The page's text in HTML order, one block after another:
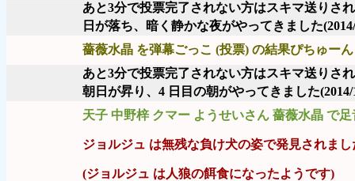
あと3分で投票完了されない方はスキマ送りさ
日が落ち、暗く静かな夜がやってきました
薔薇水晶 を弾幕ごっこ (投票) の結果ぴちゅー
あと3分で投票完了されない方はスキマ送りさ
朝日が昇り、4 日目の朝がやってきました
天子 中野梓 クマー ようせいさん 薔薇水晶 で
ジョルジュ は無残な負け犬の姿で発見されまし
(ジョルジュ は人狼の餌食になったようです)